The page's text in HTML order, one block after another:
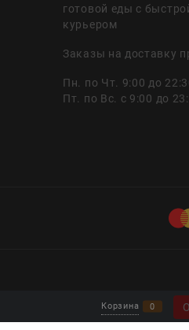
готовой еды с
курьером
Заказы на доставку
Пн. по Чт. 9:00 до
Пт. по Вс. с 9:00 до
Корзина 0